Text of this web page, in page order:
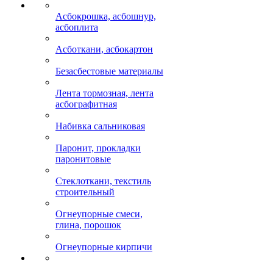
Асбокрошка, асбошнур,
асбоплита
Асботкани, асбокартон
Безасбестовые материалы
Лента тормозная, лента
асбографитная
Набивка сальниковая
Паронит, прокладки
паронитовые
Стеклоткани, текстиль
строительный
Огнеупорные смеси,
глина, порошок
Огнеупорные кирпичи